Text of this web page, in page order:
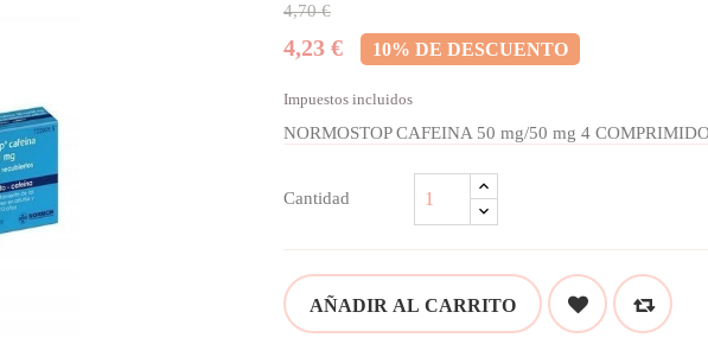
4,70 €
4,23 € 10% DE DESCUENTO
Impuestos incluidos
NORMOSTOP CAFEINA 50 mg/50 mg 4
Cantidad
AÑADIR AL CARRITO